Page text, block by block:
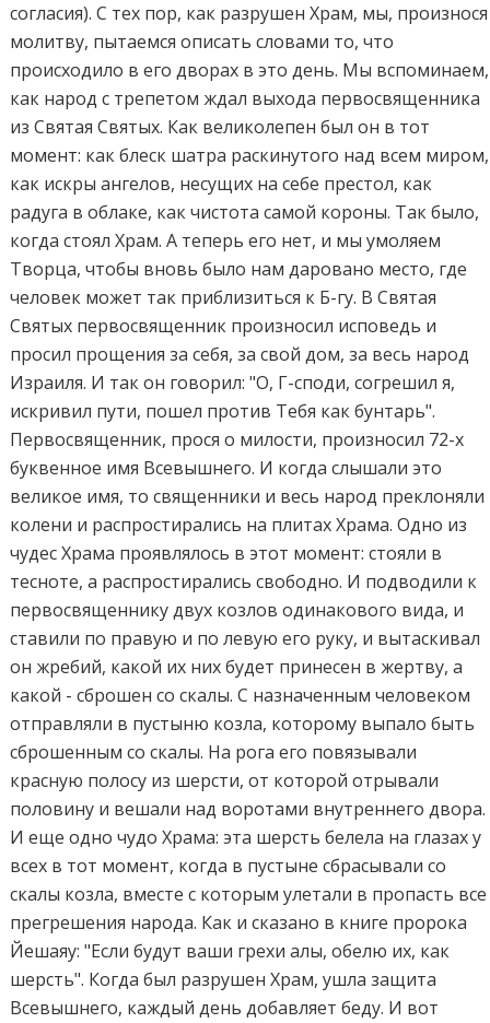
согласия). С тех пор, как разрушен Храм, мы, произнося
молитву, пытаемся описать словами то, что
происходило в его дворах в это день. Мы вспоминаем,
как народ с трепетом ждал выхода первосвященника
из Святая Святых. Как великолепен был он в тот
момент: как блеск шатра раскинутого над всем миром,
как искры ангелов, несущих на себе престол, как
радуга в облаке, как чистота самой короны. Так было,
когда стоял Храм. А теперь его нет, и мы умоляем
Творца, чтобы вновь было нам даровано место, где
человек может так приблизиться к Б-гу. В Святая
Святых первосвященник произносил исповедь и
просил прощения за себя, за свой дом, за весь народ
Израиля. И так он говорил: "О, Г-споди, согрешил я,
искривил пути, пошел против Тебя как бунтарь".
Первосвященник, прося о милости, произносил 72-х
буквенное имя Всевышнего. И когда слышали это
великое имя, то священники и весь народ преклоняли
колени и распростирались на плитах Храма. Одно из
чудес Храма проявлялось в этот момент: стояли в
тесноте, а распростирались свободно. И подводили к
первосвященнику двух козлов одинакового вида, и
ставили по правую и по левую его руку, и вытаскивал
он жребий, какой их них будет принесен в жертву, а
какой - сброшен со скалы. С назначенным человеком
отправляли в пустыню козла, которому выпало быть
сброшенным со скалы. На рога его повязывали
красную полосу из шерсти, от которой отрывали
половину и вешали над воротами внутреннего двора.
И еще одно чудо Храма: эта шерсть белела на глазах у
всех в тот момент, когда в пустыне сбрасывали со
скалы козла, вместе с которым улетали в пропасть все
прегрешения народа. Как и сказано в книге пророка
Йешаяу: "Если будут ваши грехи алы, обелю их, как
шерсть". Когда был разрушен Храм, ушла защита
Всевышнего, каждый день добавляет беду. И вот